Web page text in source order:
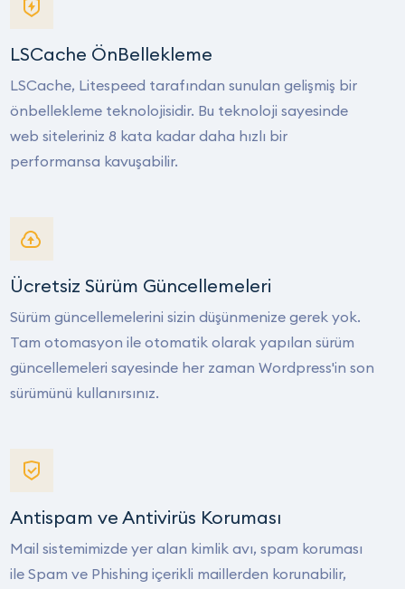
LSCache ÖnBellekleme
LSCache, Litespeed tarafından sunulan gelişmiş bir
önbellekleme teknolojisidir. Bu teknoloji sayesinde
web siteleriniz 8 kata kadar daha hızlı bir
performansa kavuşabilir.
Ücretsiz Sürüm Güncellemeleri
Sürüm güncellemelerini sizin düşünmenize gerek yok.
Tam otomasyon ile otomatik olarak yapılan sürüm
güncellemeleri sayesinde her zaman Wordpress'in son
sürümünü kullanırsınız.
Antispam ve Antivirüs Koruması
Mail sistemimizde yer alan kimlik avı, spam koruması
ile Spam ve Phishing içerikli maillerden korunabilir,